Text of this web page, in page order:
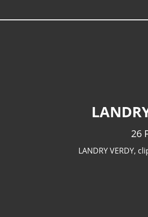
26
LANDRY VERDY,